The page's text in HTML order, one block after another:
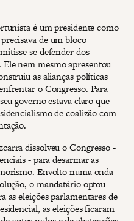
é um presidente como
de um bloco
se defender dos
Ele nem mesmo apresentou
as alianças políticas
o Congresso. Para
governo estava claro que
de coalizão com
dissolveu o Congresso -
- para desarmar as
Envolto numa onda
o mandatário optou
as eleições parlamentares de
as eleições ficaram